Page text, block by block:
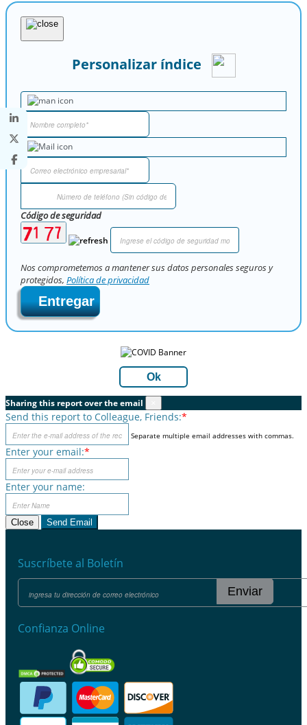
Personalizar índice
Código de seguridad
Nos comprometemos a mantener sus datos personales seguros y
protegidos, Política de privacidad
Entregar
Ok
Sharing this report over the email
Send this report to Colleague, Friends:*
Separate multiple email addresses with commas.
Enter your email:*
Enter your name:
Close Send Email
Suscríbete al Boletín
Enviar
Confianza Online